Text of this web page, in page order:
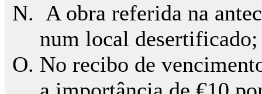
A obra referida na
num local desertificado;
No recibo de